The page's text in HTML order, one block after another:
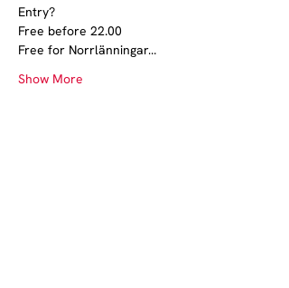
Entry?
Free before 22.00
Free for Norrlänningar…
Show More